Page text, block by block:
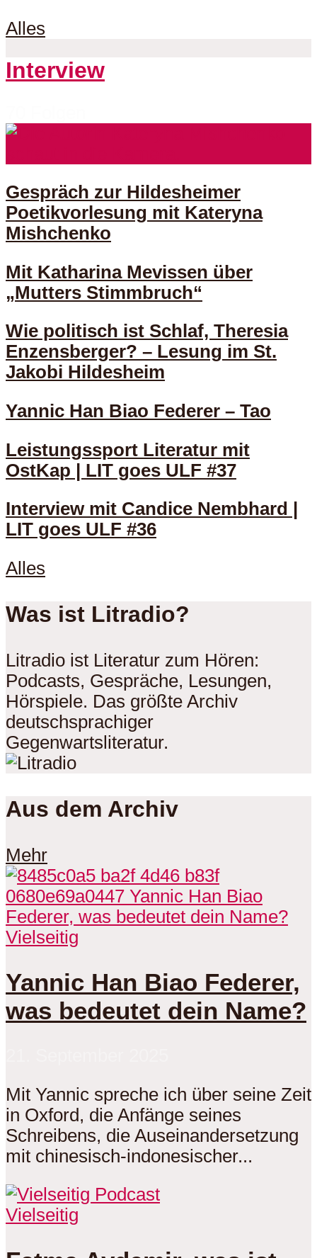
Alles
Interview
Gespräch zur Hildesheimer
Poetikvorlesung mit Kateryna
Mishchenko
Mit Katharina Mevissen über
„Mutters Stimmbruch“
Wie politisch ist Schlaf, Theresia
Enzensberger? – Lesung im St.
Jakobi Hildesheim
Yannic Han Biao Federer – Tao
Leistungssport Literatur mit
OstKap | LIT goes ULF #37
Interview mit Candice Nembhard |
LIT goes ULF #36
Alles
Was ist Litradio?
Litradio ist Literatur zum Hören:
Podcasts, Gespräche, Lesungen,
Hörspiele. Das größte Archiv
deutschsprachiger
Gegenwartsliteratur.
Aus dem Archiv
Mehr
Vielseitig
Yannic Han Biao Federer,
was bedeutet dein Name?
Mit Yannic spreche ich über seine Zeit
in Oxford, die Anfänge seines
Schreibens, die Auseinandersetzung
mit chinesisch-indonesischer...
Vielseitig